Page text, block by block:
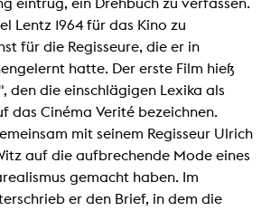
eintrug, ein Drehbuch zu verfassen.
Lentz 1964 für das Kino zu
für die Regisseure, die er in
hatte. Der erste Film hieß
den die einschlägigen Lexika als
das Cinéma Verité bezeichnen.
mit seinem Regisseur Ulrich
auf die aufbrechende Mode eines
gemacht haben. Im
er den Brief, in dem die